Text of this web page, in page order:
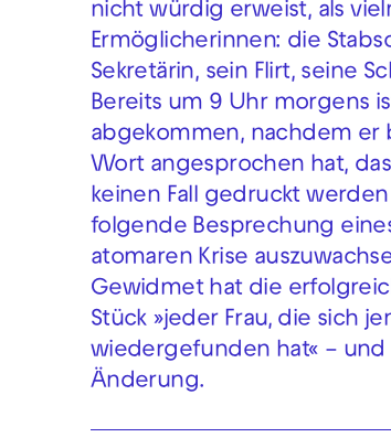
nicht würdig erweist, als
Ermöglicherinnen: die
Sekretärin, sein Flirt, seine
Bereits um 9 Uhr morgens
abgekommen, nachdem er
Wort angesprochen hat,
keinen Fall gedruckt
folgende Besprechung
atomaren Krise
Gewidmet hat die
Stück »jeder Frau, die sich
wiedergefunden hat« –
Änderung.